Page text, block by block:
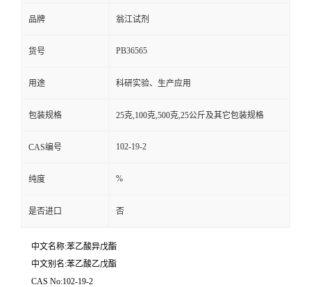
品牌 翁江试剂
货号 PB36565
用途 科研实验、生产应用
包装规格 25克,100克,500克,25公斤及其它包装规格
CAS编号 102-19-2
纯度 %
是否进口 否
中文名称:苯乙酸异戊酯
中文别名:苯乙酸乙戊酯
CAS No:102-19-2